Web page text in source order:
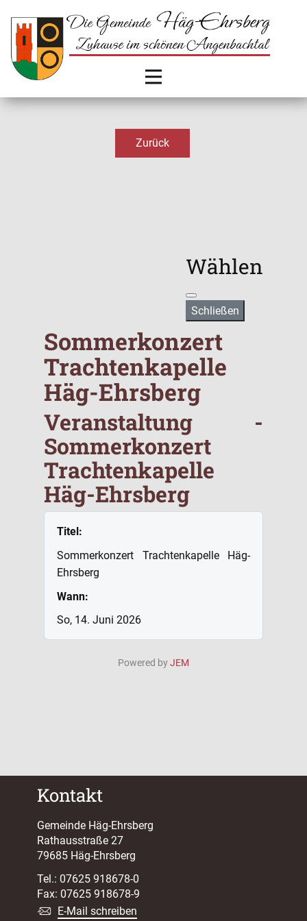
Zurück
Wählen
Schließen
Sommerkonzert
Trachtenkapelle
Häg-Ehrsberg
Veranstaltung -
Sommerkonzert
Trachtenkapelle
Häg-Ehrsberg
Titel:
Sommerkonzert Trachtenkapelle Häg-
Ehrsberg
Wann:
So, 14. Juni 2026
Powered byJEM
Kontakt
Gemeinde Häg-Ehrsberg
Rathausstraße 27
79685 Häg-Ehrsberg
Tel.: 07625 918678-0
Fax: 07625 918678-9
E-Mail schreiben